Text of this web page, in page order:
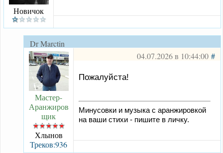
Новичок
Dr Marctin
04.07.2026 в 10:44:00#
Мастер-
Аранжиров
щик
Хлынов
Треков:936
Пожалуйста!
Минусовки и музыка с аранжировкой
на ваши стихи - пишите в личку.